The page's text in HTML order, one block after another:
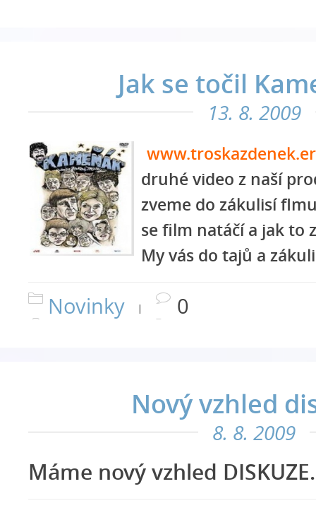
Jak se točil
13. 8. 2009
druhé video z naší
zveme do zákulisí
se film natáčí a jak to
My vás do tajů a
Novinky | 0
Nový vzhled
8. 8. 2009
Máme nový vzhled DISKUZE.